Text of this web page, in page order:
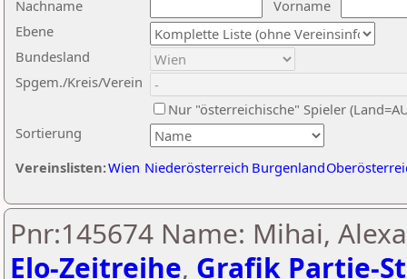
Nachname
Vorname
Ebene
Sortierung
Bundesland
Spgem./Kreis/Verein
Nur "österreichische" Spieler
Vereinslisten:Wien Niederösterreich Burgenland
Pnr:145674 Name: Mihai,
Elo-Zeitreihe, Grafik Partie-